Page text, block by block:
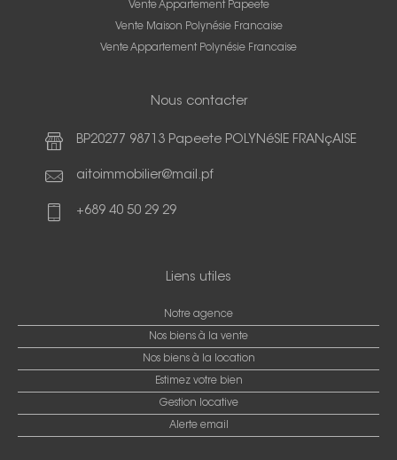
Vente Appartement Papeete
Vente Maison Polynésie Francaise
Vente Appartement Polynésie Francaise
Nous contacter
BP20277 98713 Papeete POLYNéSIE FRANçAISE
aitoimmobilier@mail.pf
+689 40 50 29 29
Liens utiles
Notre agence
Nos biens à la vente
Nos biens à la location
Estimez votre bien
Gestion locative
Alerte email